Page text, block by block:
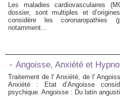
Les maladies cardiovasculaires
dossier, sont multiples et
considère les coronaropathies
notamment...
Angoisse, Anxiété et
Traitement de l' Anxiété, de l'
Anxiété : Etat d’Angoisse
psychique. Angoisse : Du latin